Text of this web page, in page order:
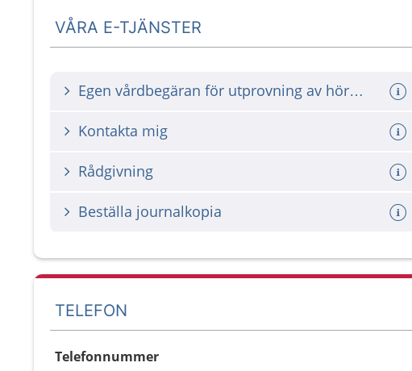
VÅRA E-TJÄNSTER
Egen vårdbegäran för utprovning av hörapparat , vuxna
Kontakta mig
Rådgivning
Beställa journalkopia
TELEFON
Telefonnummer